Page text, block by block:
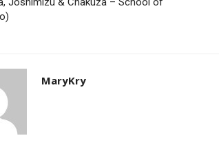
MaryKry